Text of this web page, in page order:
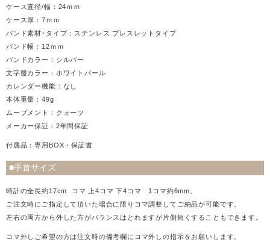
ケース直径/幅：24ｍｍ
ケース厚：7ｍｍ
バンド素材･タイプ：ステンレス ブレスレットタイプ
バンド幅：12ｍｍ
バンドカラー：シルバー
文字盤カラー：ホワイトパール
カレンダー機能：なし
本体重量：49g
ムーブメント：クォーツ
メーカー保証：2年間保証
付属品：専用BOX・保証書
■手首サイズ
時計の全長約17cm コマ 上4コマ 下4コマ 1コマ約6mm。
ご注文時にご指定して頂いた場合に限りコマ調整してご納品が可能です。
左右の両方から外した方がバランスはとれますが片側短くすることもできます。
コマ外しご希望の方は注文時の備考欄にコマ外しの指示をお願いします。